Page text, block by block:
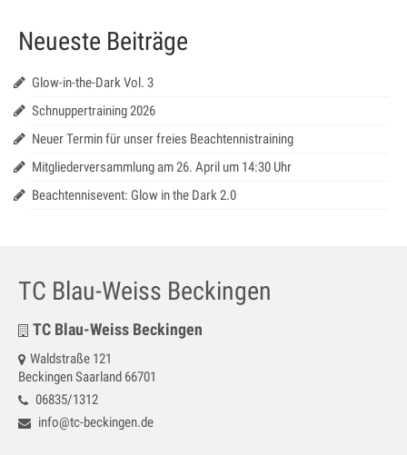
Jugendmannschaften – in Bearbeitung
SaarLorLux HobbyTour – in Bearbeitung
Turniere
Senioren Cup
Beckinger Jugend-Turnier
Galerie
Impressum
Kontakt
Neueste Beiträge
Glow-in-the-Dark Vol. 3
Schnuppertraining 2026
Neuer Termin für unser freies Beachtennistraining
Mitgliederversammlung am 26. April um 14:30 Uhr
Beachtennisevent: Glow in the Dark 2.0
TC Blau-Weiss Beckingen
TC Blau-Weiss Beckingen
Waldstraße 121
Beckingen Saarland 66701
06835/1312
info@tc-beckingen.de